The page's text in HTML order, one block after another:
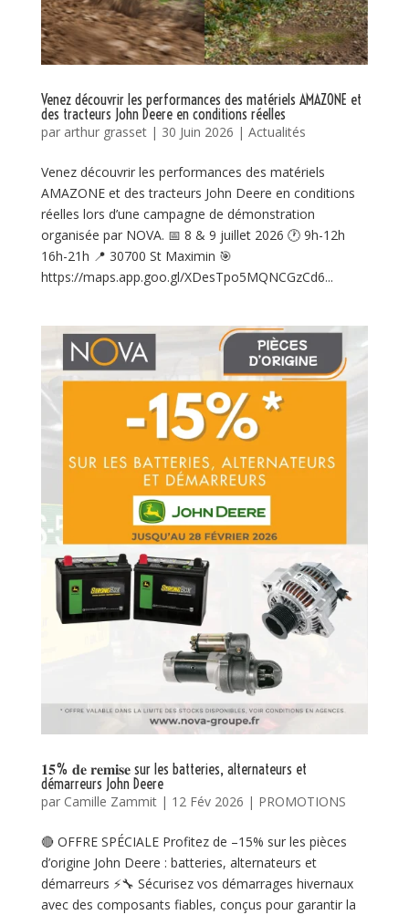
Venez découvrir les performances des matériels AMAZONE et
des tracteurs John Deere en conditions réelles
par arthur grasset| 30 Juin 2026 | Actualités
Venez découvrir les performances des matériels
AMAZONE et des tracteurs John Deere en conditions
réelles lors d’une campagne de démonstration
organisée par NOVA. 📅 8 & 9 juillet 2026 🕐 9h-12h
16h-21h 📍 30700 St Maximin 🎯
https://maps.app.goo.gl/XDesTpo5MQNCGzCd6...
𝟏𝟓% 𝐝𝐞 𝐫𝐞𝐦𝐢𝐬𝐞 sur les batteries, alternateurs et
démarreurs John Deere
par Camille Zammit| 12 Fév 2026 | PROMOTIONS
🔴 OFFRE SPÉCIALE Profitez de –15% sur les pièces
d’origine John Deere : batteries, alternateurs et
démarreurs ⚡🔧 Sécurisez vos démarrages hivernaux
avec des composants fiables, conçus pour garantir la